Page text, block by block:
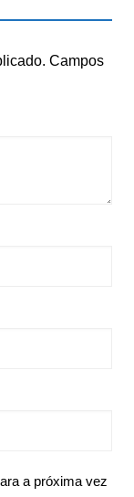
Campos
a próxima vez